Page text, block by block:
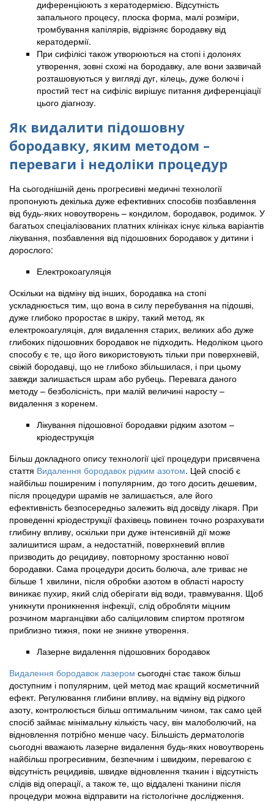
диференціюють з кератодермією. Відсутність
запального процесу, плоска форма, малі розміри,
тромбування капілярів, відрізняє бородавку від
кератодермії.
При сифілісі також утворюються на стопі і долонях
утворення, зовні схожі на бородавку, але вони зазвичай
розташовуються у вигляді дуг, кілець, дуже болючі і
простий тест на сифіліс вирішує питання диференціації
цього діагнозу.
Як видалити підошовну
бородавку, яким методом –
переваги і недоліки процедур
На сьогоднішній день прогресивні медичні технології
пропонують декілька дуже ефективних способів позбавлення
від будь-яких новоутворень – кондилом, бородавок, родимок. У
багатьох спеціалізованих платних клініках існує кілька варіантів
лікування, позбавлення від підошовних бородавок у дитини і
дорослого:
Електрокоагуляція
Оскільки на відміну від інших, бородавка на стопі
ускладнюється тим, що вона в силу перебування на підошві,
дуже глибоко проростає в шкіру, такий метод, як
електрокоагуляція, для видалення старих, великих або дуже
глибоких підошовних бородавок не підходить. Недоліком цього
способу є те, що його використовують тільки при поверхневій,
свіжій бородавці, що не глибоко збільшилася, і при цьому
завжди залишається шрам або рубець. Перевага даного
методу – безболісність, при малій величині наросту –
видалення з коренем.
Лікування підошовної бородавки рідким азотом –
кріодеструкція
Більш докладного опису технології цієї процедури присвячена
стаття Видалення бородавок рідким азотом. Цей спосіб є
найбільш поширеним і популярним, до того досить дешевим,
після процедури шрамів не залишається, але його
ефективність безпосередньо залежить від досвіду лікаря. При
проведенні кріодеструкції фахівець повинен точно розрахувати
глибину впливу, оскільки при дуже інтенсивній дії може
залишитися шрам, а недостатній, поверхневий вплив
призводить до рецидиву, повторному зростанню нової
бородавки. Сама процедури досить болюча, але триває не
більше 1 хвилини, після обробки азотом в області наросту
виникає пухир, який слід оберігати від води, травмування. Щоб
уникнути проникнення інфекції, слід обробляти міцним
розчином марганцівки або саліциловим спиртом протягом
приблизно тижня, поки не зникне утворення.
Лазерне видалення підошовних бородавок
Видалення бородавок лазером сьогодні стає також більш
доступним і популярним, цей метод має кращий косметичний
ефект. Регулювання глибини впливу, на відміну від рідкого
азоту, контролюється більш оптимальним чином, так само цей
спосіб займає мінімальну кількість часу, він малоболючий, на
відновлення потрібно менше часу. Більшість дерматологів
сьогодні вважають лазерне видалення будь-яких новоутворень
найбільш прогресивним, безпечним і швидким, перевагою є
відсутність рецидивів, швидке відновлення тканин і відсутність
слідів від операції, а також те, що віддалені тканини після
процедури можна відправити на гістологічне дослідження.